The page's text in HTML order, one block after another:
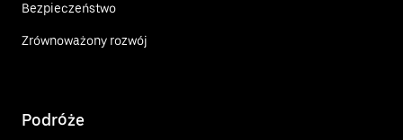
Bezpieczeństwo
Zrównoważony rozwój
Podróże